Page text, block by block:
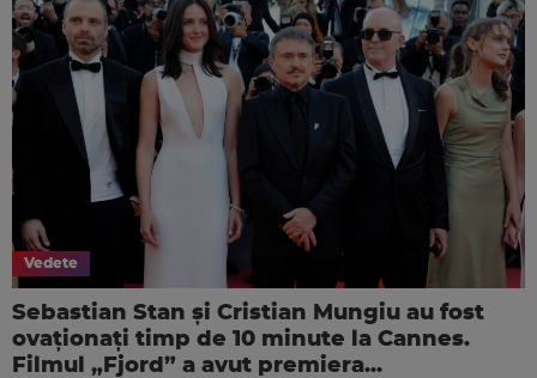
Vedete
Sebastian Stan și Cristian Mungiu au fost
ovaționați timp de 10 minute la Cannes.
Filmul „Fjord” a avut premiera...